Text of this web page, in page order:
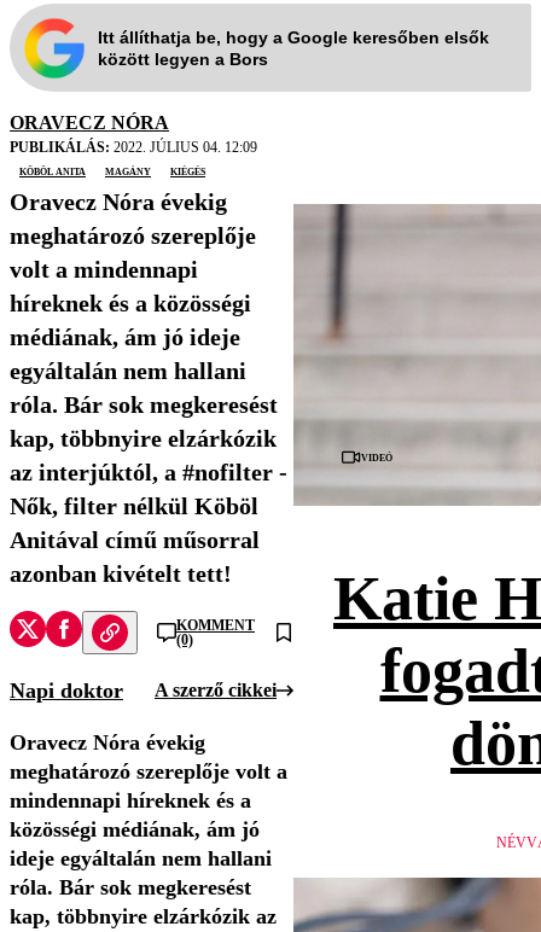
Itt állíthatja be, hogy a Google keresőben elsők
között legyen a Bors
ORAVECZ NÓRA
PUBLIKÁLÁS: 2022. JÚLIUS 04. 12:09
Köböl Anita
magány kiégés
Oravecz Nóra évekig
meghatározó szereplője
volt a mindennapi
híreknek és a közösségi
médiának, ám jó ideje
egyáltalán nem hallani
róla. Bár sok megkeresést
kap, többnyire elzárkózik
az interjúktól, a #nofilter -
Nők, filter nélkül Köböl
Anitával című műsorral
azonban kivételt tett!
KOMMENT
(0)
Napi doktor A szerző cikkei
Oravecz Nóra évekig
meghatározó szereplője volt a
mindennapi híreknek és a
közösségi médiának, ám jó
ideje egyáltalán nem hallani
róla. Bár sok megkeresést
kap, többnyire elzárkózik az
Videó
Katie